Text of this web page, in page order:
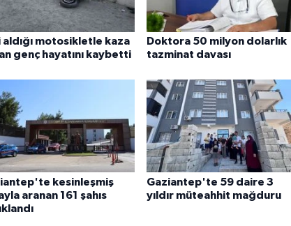
aldığı motosikletle kaza
genç hayatını kaybetti
Doktora 50 milyon dolarlık
tazminat davası
kesinleşmiş
aranan 161 şahıs
Gaziantep'te 59 daire 3
yıldır müteahhit mağduru